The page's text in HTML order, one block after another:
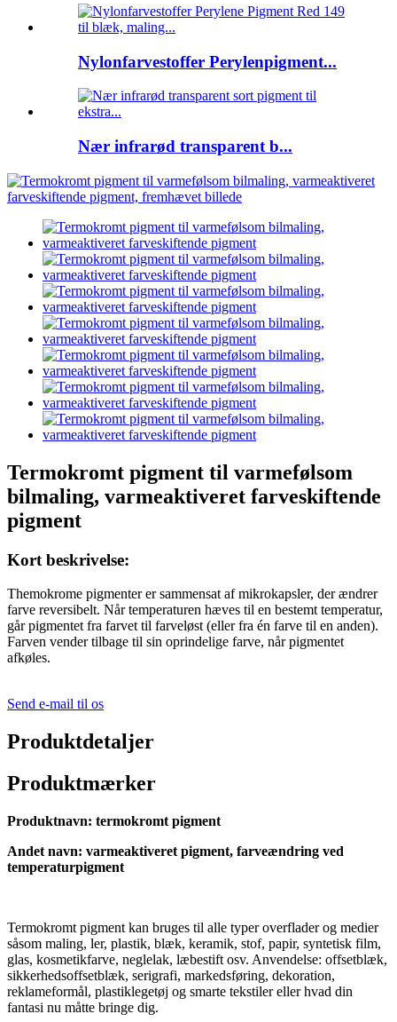
Nylonfarvestoffer Perylenpigment...
Nær infrarød transparent b...
Termokromt pigment til varmefølsom
bilmaling, varmeaktiveret farveskiftende
pigment
Kort beskrivelse:
Themokrome pigmenter er sammensat af mikrokapsler, der ændrer
farve reversibelt. Når temperaturen hæves til en bestemt temperatur,
går pigmentet fra farvet til farveløst (eller fra én farve til en anden).
Farven vender tilbage til sin oprindelige farve, når pigmentet
afkøles.
Send e-mail til os
Produktdetaljer
Produktmærker
Produktnavn: termokromt pigment
Andet navn: varmeaktiveret pigment, farveændring ved
temperaturpigment
Termokromt pigment kan bruges til alle typer overflader og medier
såsom maling, ler, plastik, blæk, keramik, stof, papir, syntetisk film,
glas, kosmetikfarve, neglelak, læbestift osv. Anvendelse: offsetblæk,
sikkerhedsoffsetblæk, serigrafi, markedsføring, dekoration,
reklameformål, plastiklegetøj og smarte tekstiler eller hvad din
fantasi nu måtte bringe dig.